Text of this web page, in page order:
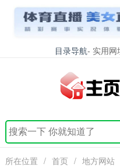
目录导航- 实用网
所在位置 / 首页 / 地方网站